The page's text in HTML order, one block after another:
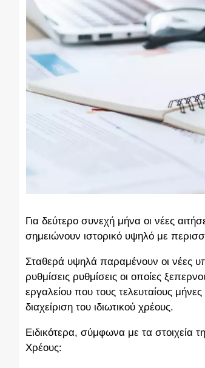
Για δεύτερο συνεχή μήνα οι νέες
σημειώνουν ιστορικό υψηλό με
Σταθερά υψηλά παραμένουν οι νέες
ρυθμίσεις ρυθμίσεις οι οποίες
εργαλείου που τους τελευταίους
διαχείριση του ιδιωτικού χρέους.
Ειδικότερα, σύμφωνα με τα στοιχεία
Χρέους: